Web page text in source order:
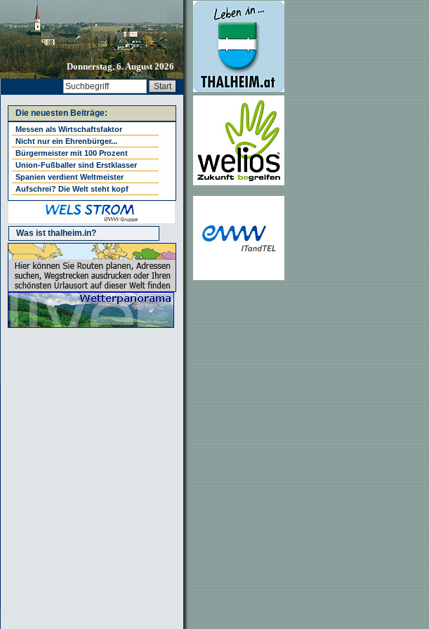
Donnerstag, 6. August 2026
Die neuesten Beiträge:
Messen als Wirtschaftsfaktor
Nicht nur ein Ehrenbürger...
Bürgermeister mit 100 Prozent
Union-Fußballer sind Erstklasser
Spanien verdient Weltmeister
Aufschrei? Die Welt steht kopf
Was ist thalheim.in?